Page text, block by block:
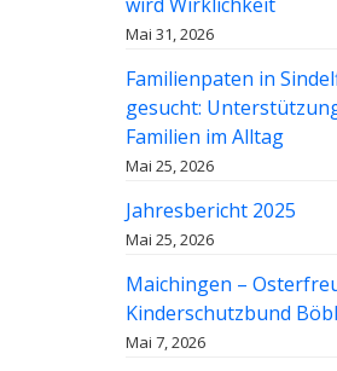
Mai 31, 2026
Familienpaten in
gesucht:
Familien im Alltag
Mai 25, 2026
Jahresbericht 2025
Mai 25, 2026
Maichingen –
Kinderschutzbund
Mai 7, 2026